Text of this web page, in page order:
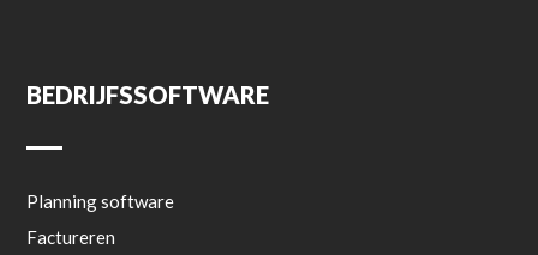
BEDRIJFSSOFTWARE
Planning software
Factureren